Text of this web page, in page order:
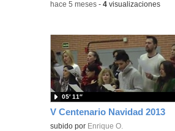
-hace 5 meses -4 visualizaciones
V Centenario Navidad 2013
Contenido educativo.
subido por Enrique O.
05′ 11″